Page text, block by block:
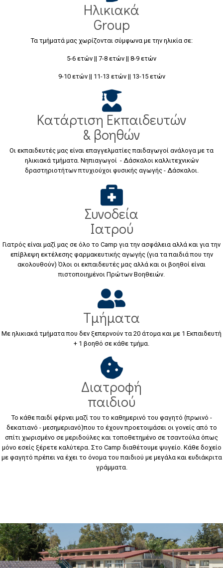
Ηλικιακά
Group
Τα τμήματά μας χωρίζονται σύμφωνα με την ηλικία σε:
5-6 ετών || 7-8 ετών || 8-9 ετών
9-10 ετών || 11-13 ετών || 13-15 ετών
Κατάρτιση Εκπαιδευτών
& βοηθών
Οι εκπαιδευτές μας είναι επαγγελματίες παιδαγωγοί ανάλογα με τα
ηλικιακά τμήματα. Νηπιαγωγοί - Δάσκαλοι καλλιτεχνικών
δραστηριοτήτων πτυχιούχοι φυσικής αγωγής - Δάσκαλοι.
Συνοδεία
Ιατρού
Γιατρός είναι μαζί μας σε όλο το Camp για την ασφάλεια αλλά και για την
επίβλεψη εκτέλεσης φαρμακευτικής αγωγής (για τα παιδιά που την
ακολουθούν) Όλοι οι εκπαιδευτές μας αλλά και οι βοηθοί είναι
πιστοποιημένοι Πρώτων Βοηθειών.
Τμήματα
Με ηλικιακά τμήματα που δεν ξεπερνούν τα 20 άτομα και με 1 Εκπαιδευτή
+ 1 βοηθό σε κάθε τμήμα.
Διατροφή
παιδιού
Το κάθε παιδί φέρνει μαζί του το καθημερινό του φαγητό (πρωινό -
δεκατιανό - μεσημεριανό)που το έχουν προετοιμάσει οι γονείς από το
σπίτι χωρισμένο σε μεριδούλες και τοποθετημένο σε τσαντούλα όπως
μόνο εσείς ξέρετε καλύτερα. Στο Camp διαθέτουμε ψυγείο. Κάθε δοχείο
με φαγητό πρέπει να έχει το όνομα του παιδιού με μεγάλα και ευδιάκριτα
γράμματα.